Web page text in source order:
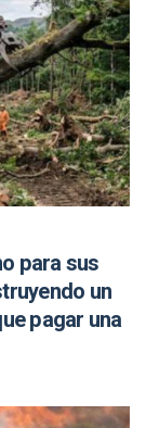
para sus
un
pagar una